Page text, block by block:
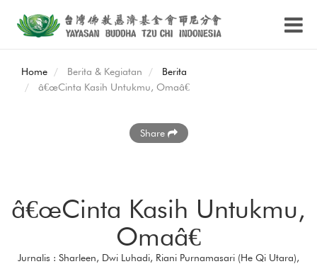
Home Berita & Kegiatan
Berita
â€œCinta Kasih Untukmu, Omaâ€
Share
â€œCinta Kasih Untukmu,
Omaâ€
Jurnalis : Sharleen, Dwi Luhadi, Riani Purnamasari (He Qi Utara),